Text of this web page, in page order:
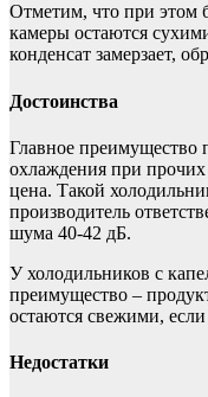
Отметим, что при этом
камеры остаются
конденсат замерзает,
Достоинства
Главное преимущество
охлаждения при прочих
цена. Такой
производитель
шума 40-42 дБ.
У холодильников с
преимущество –
остаются свежими,
Недостатки